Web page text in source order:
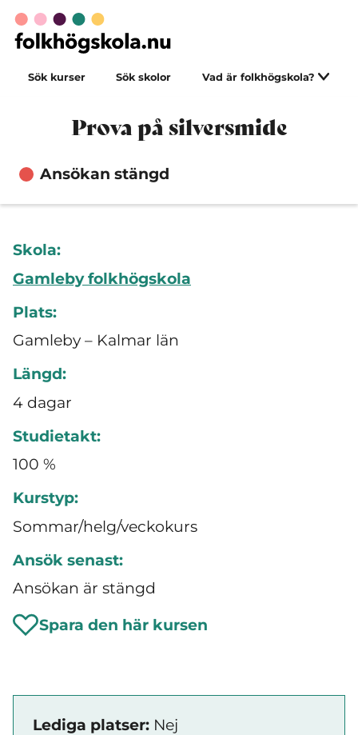
Sök kurser Sök skolor Vad är folkhögskola?
Prova på silversmide
Ansökan stängd
Skola:
Gamleby folkhögskola
Plats:
Gamleby – Kalmar län
Längd:
4 dagar
Studietakt:
100 %
Kurstyp:
Sommar/helg/veckokurs
Ansök senast:
Ansökan är stängd
Spara den här kursen
Lediga platser: Nej